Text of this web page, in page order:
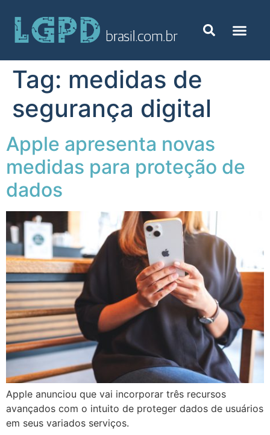
Tag: medidas de
segurança digital
Apple apresenta novas
medidas para proteção de
dados
Apple anunciou que vai incorporar três recursos
avançados com o intuito de proteger dados de usuários
em seus variados serviços.